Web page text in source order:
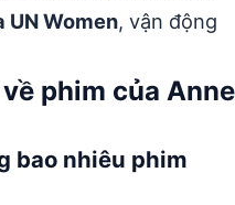
Women, vận động
phim của Anne
bao nhiêu phim